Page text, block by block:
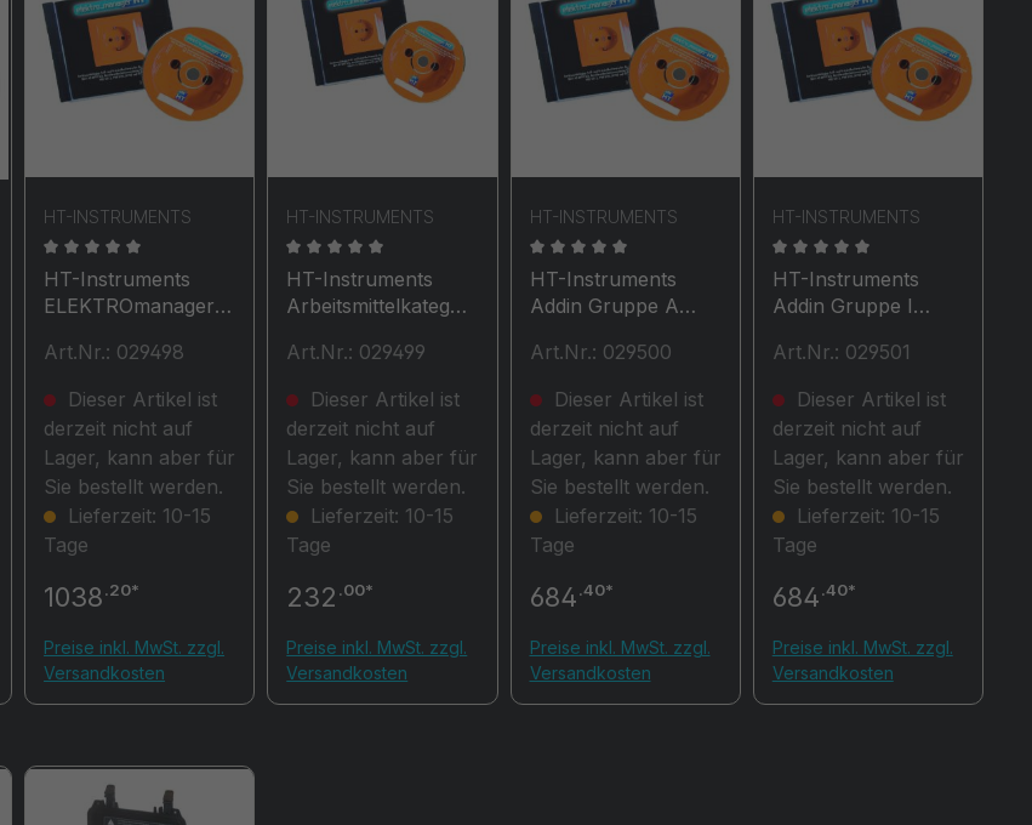
von 0 von 5 Sternen
HT-INSTRUMENTS
Durchschnittliche Bewertung von 0 von 5 Sternen
HT-Instruments
ELEKTROmanager
Hersteller- &
Prüf- &
Protokollsoftware
Art.Nr.: 029498
Dieser Artikel ist
derzeit nicht auf
Lager, kann aber für
Sie bestellt werden.
Lieferzeit: 10-15
Tage
1038.20*
Preise inkl. MwSt. zzgl.
Versandkosten
HT-INSTRUMENTS
Durchschnittliche Bewertung von 0 von 5 Sternen
HT-Instruments
Arbeitsmittelkategori
elektrische Geräte
Art.Nr.: 029499
Dieser Artikel ist
derzeit nicht auf
Lager, kann aber für
Sie bestellt werden.
Lieferzeit: 10-15
Tage
232 .00*
Preise inkl. MwSt. zzgl.
Versandkosten
HT-INSTRUMENTS
Durchschnittliche Bewertung von 0 von 5 Sternen
HT-Instruments
Addin Gruppe A
Arbeitsmitteltester
Art.Nr.: 029500
Dieser Artikel ist
derzeit nicht auf
Lager, kann aber für
Sie bestellt werden.
Lieferzeit: 10-15
Tage
684.40*
Preise inkl. MwSt. zzgl.
Versandkosten
HT-INSTRUMENTS
Durchschnittliche
HT-Instruments
Addin Gruppe I
Installationstester /
Art.Nr.: 029501
Dieser Artikel ist
derzeit nicht auf
Lager, kann aber für
Sie bestellt werden.
Lieferzeit: 10-15
Tage
684.40*
Preise inkl. MwSt. zzgl.
Versandkosten